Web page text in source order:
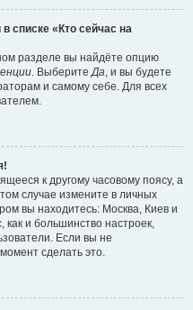
списке «Кто сейчас на
разделе вы найдёте опцию
. ВыберитеДа, и вы будете
и самому себе. Для всех
к другому часовому поясу, а
случае измените в личных
вы находитесь: Москва, Киев и
как и большинство настроек,
Если вы не
сделать это.